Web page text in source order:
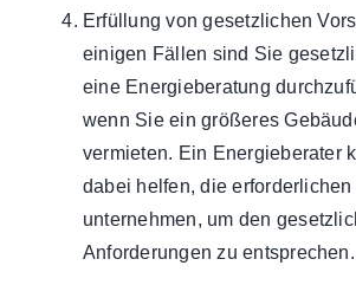
Erfüllung von gesetzlichen
einigen Fällen sind Sie
eine Energieberatung
wenn Sie ein größeres
vermieten. Ein Energieberater
dabei helfen, die erforderlichen
unternehmen, um den
Anforderungen zu entsprechen.